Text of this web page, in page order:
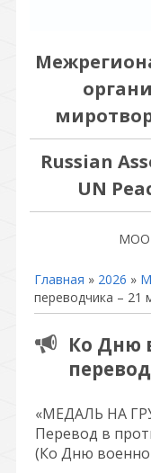
Russian
UN
Главная » 2026 »
переводчика – 21
Ко Дню
«МЕДАЛЬ НА
Перевод в
(Ко Дню